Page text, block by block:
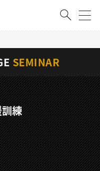
会員登録
SEMINAR
練